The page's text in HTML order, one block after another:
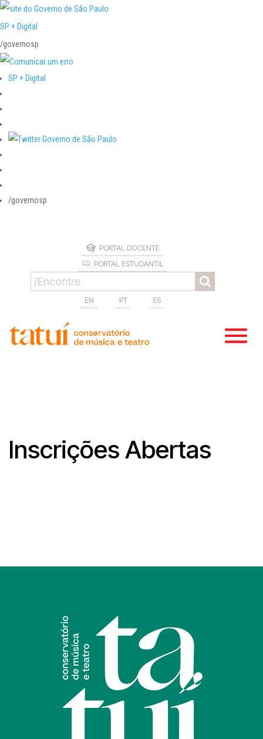
SP + Digital
/governosp
SP + Digital
/governosp
PORTAL DOCENTE
PORTAL ESTUDANTIL
EN PT ES
Inscrições Abertas